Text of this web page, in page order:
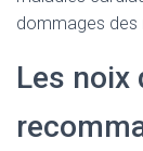
dommages des
Les noix